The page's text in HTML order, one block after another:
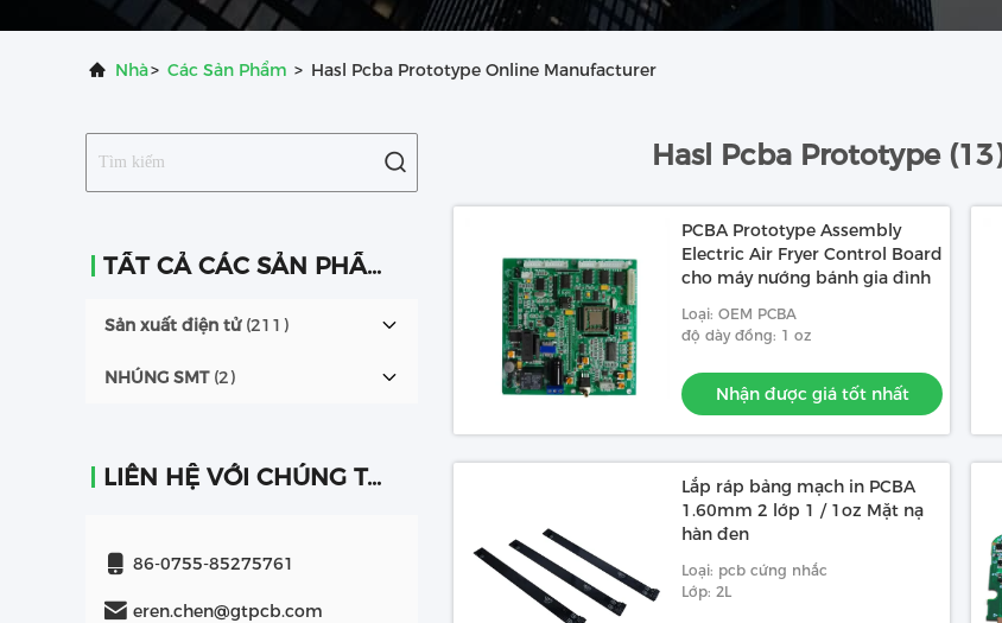
Nhà> Các Sản Phẩm > Hasl Pcba Prototype Online Manufacturer
TẤT CẢ CÁC SẢN PHẨM
Sản xuất điện tử(211)
NHÚNG SMT(2)
LIÊN HỆ VỚI CHÚNG TÔI
86-0755-85275761
eren.chen@gtpcb.com
Hasl Pcba Prototype
PCBA Prototype Assembly
Electric Air Fryer Control Board
cho máy nướng bánh gia đình
Loại: OEM PCBA
độ dày đồng: 1 oz
Nhận được giá tốt nhất
Lắp ráp bảng mạch in PCBA
1.60mm 2 lớp 1 / 1oz Mặt nạ
hàn đen
Loại: pcb cứng nhắc
Lớp: 2L